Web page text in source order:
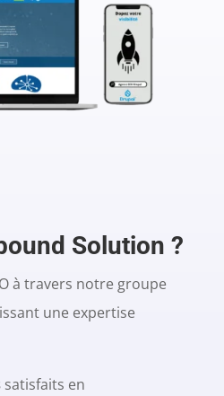
Solution ?
à travers notre groupe
une expertise
satisfaits en